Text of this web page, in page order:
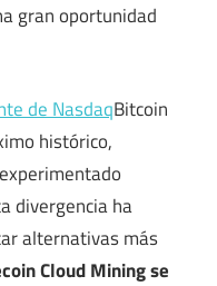
gran oportunidad
de NasdaqBitcoin
histórico,
divergencia ha
alternativas más
Cloud Mining se